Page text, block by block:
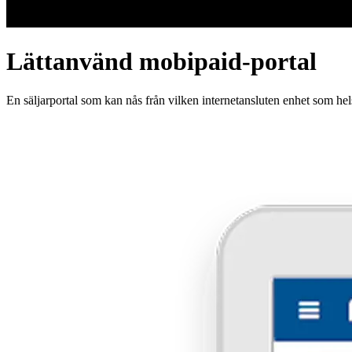
Lättanvänd mobipaid-portal
En säljarportal som kan nås från vilken internetansluten enhet som